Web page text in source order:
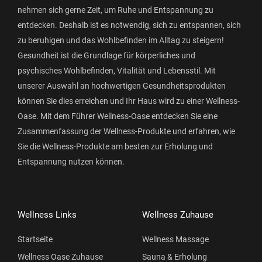
nehmen sich gerne Zeit, um Ruhe und Entspannung zu
entdecken. Deshalb ist es notwendig, sich zu entspannen, sich
zu beruhigen und das Wohlbefinden im Alltag zu steigern!
Gesundheit ist die Grundlage für körperliches und
psychisches Wohlbefinden, Vitalität und Lebensstil. Mit
unserer Auswahl an hochwertigen Gesundheitsprodukten
können Sie dies erreichen und Ihr Haus wird zu einer Wellness-
Oase. Mit dem Führer Wellness-Oase entdecken Sie eine
Zusammenfassung der Wellness-Produkte und erfahren, wie
Sie die Wellness-Produkte am besten zur Erholung und
Entspannung nutzen können.
Wellness Links
Startseite
Wellness Oase Zuhause
Wellness Zuhause
Wellness Massage
Sauna & Erholung